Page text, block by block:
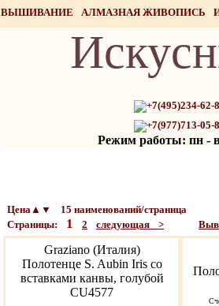
ВЫШИВАНИЕ АЛМАЗНАЯ ЖИВОПИСЬ
НАБОРЫ ДЛЯ РУКОДЕЛИЯ
+7(495)234-62-
+7(977)713-05-
Режим работы: пн -
Цена▲▼ 15 наименований/страница
Страницы: 1 2 следующая >
Graziano (Италия)
Полотенце S. Aubin Iris со
вставками канвы, голубой
CU4577